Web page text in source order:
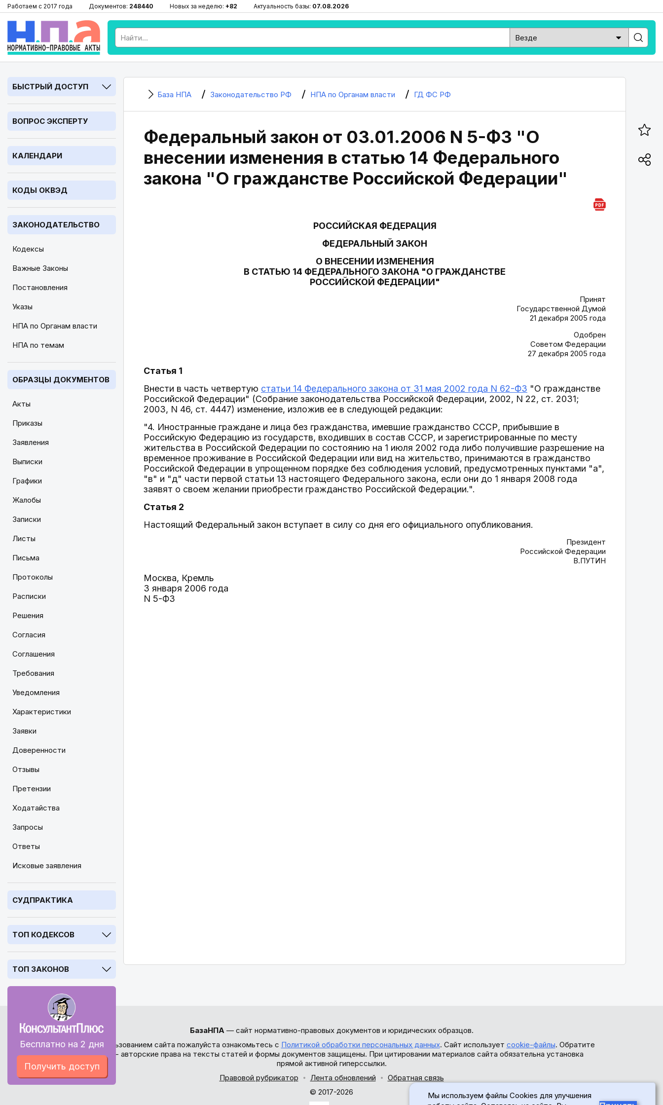
Работаем с 2017 года Документов: 248440 Новых за неделю: +82 Актуальность базы: 07.08.2026
БЫСТРЫЙ ДОСТУП
ВОПРОС ЭКСПЕРТУ
КАЛЕНДАРИ
КОДЫ ОКВЭД
ЗАКОНОДАТЕЛЬСТВО
Кодексы
Важные Законы
Постановления
Указы
НПА по Органам власти
НПА по темам
ОБРАЗЦЫ ДОКУМЕНТОВ
Акты
Приказы
Заявления
Выписки
Графики
Жалобы
Записки
Листы
Письма
Протоколы
Расписки
Решения
Согласия
Соглашения
Требования
Уведомления
Характеристики
Заявки
Доверенности
Отзывы
Претензии
Ходатайства
Запросы
Ответы
Исковые заявления
СУДПРАКТИКА
ТОП КОДЕКСОВ
ТОП ЗАКОНОВ
Бесплатно на 2 дня
Получить доступ
База НПА Законодательство РФ НПА по Органам власти ГД ФС РФ
Федеральный закон от 03.01.2006 N 5-ФЗ "О
внесении изменения в статью 14 Федерального
закона "О гражданстве Российской Федерации"
РОССИЙСКАЯ ФЕДЕРАЦИЯ
ФЕДЕРАЛЬНЫЙ ЗАКОН
О ВНЕСЕНИИ ИЗМЕНЕНИЯ
В СТАТЬЮ 14 ФЕДЕРАЛЬНОГО ЗАКОНА "О ГРАЖДАНСТВЕ
РОССИЙСКОЙ ФЕДЕРАЦИИ"
Принят
Государственной Думой
21 декабря 2005 года
Одобрен
Советом Федерации
27 декабря 2005 года
Статья 1
Внести в часть четвертую статьи 14 Федерального закона от 31 мая 2002 года N 62-ФЗ "О гражданстве
Российской Федерации" (Собрание законодательства Российской Федерации, 2002, N 22, ст. 2031;
2003, N 46, ст. 4447) изменение, изложив ее в следующей редакции:
"4. Иностранные граждане и лица без гражданства, имевшие гражданство СССР, прибывшие в
Российскую Федерацию из государств, входивших в состав СССР, и зарегистрированные по месту
жительства в Российской Федерации по состоянию на 1 июля 2002 года либо получившие разрешение на
временное проживание в Российской Федерации или вид на жительство, принимаются в гражданство
Российской Федерации в упрощенном порядке без соблюдения условий, предусмотренных пунктами "а",
"в" и "д" части первой статьи 13 настоящего Федерального закона, если они до 1 января 2008 года
заявят о своем желании приобрести гражданство Российской Федерации.".
Статья 2
Настоящий Федеральный закон вступает в силу со дня его официального опубликования.
Президент
Российской Федерации
В.ПУТИН
Москва, Кремль
3 января 2006 года
N 5-ФЗ
БазаНПА— сайт нормативно-правовых документов и юридических образцов.
Перед использованием сайта пожалуйста ознакомьтесь с Политикой обработки персональных данных. Сайт использует cookie-файлы. Обратите
внимание - авторские права на тексты статей и формы документов защищены. При цитировании материалов сайта обязательна установка
прямой активной гиперссылки.
Правовой рубрикатор
Лента обновлений
Обратная связь
© 2017-2026
Мы используем файлы Cookies для улучшения